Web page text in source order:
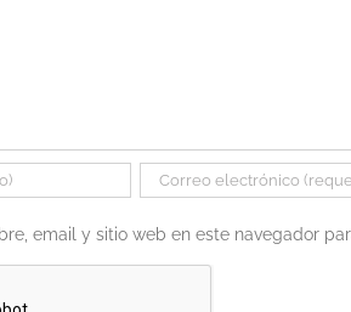
email y sitio web en este navegador